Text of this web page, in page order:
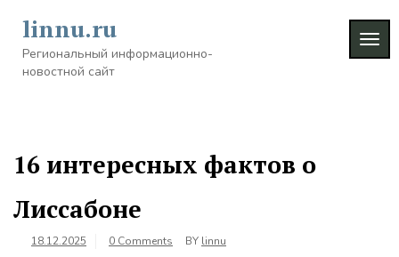
content
linnu.ru
Региональный информационно-
новостной сайт
16 интересных фактов о
Лиссабоне
18.12.2025 0 Comments BY linnu